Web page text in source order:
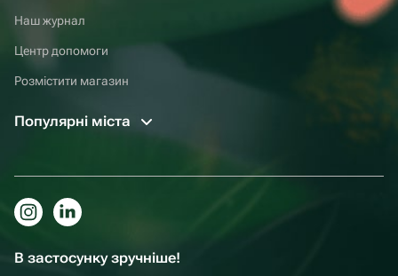
Наш журнал
Центр допомоги
Розмістити магазин
Популярні міста
В застосунку зручніше!